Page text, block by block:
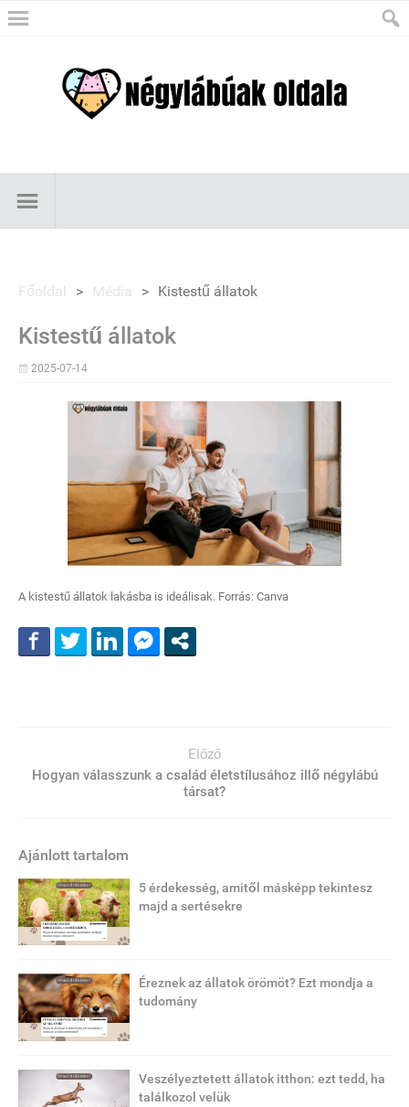
Főoldal > Média > Kistestű állatok
Kistestű állatok
2025-07-14
A kistestű állatok lakásba is ideálisak. Forrás: Canva
Előző
Hogyan válasszunk a család életstílusához illő négylábú
társat?
Ajánlott tartalom
5 érdekesség, amitől másképp tekintesz
majd a sertésekre
Éreznek az állatok örömöt? Ezt mondja a
tudomány
Veszélyeztetett állatok itthon: ezt tedd, ha
találkozol velük